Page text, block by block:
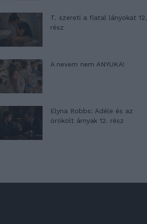
T. szereti a fiatal lányokat 12.
rész
A nevem nem ANYUKA!
Elyna Robbs: Adéle és az
örökölt árnyak 12. rész